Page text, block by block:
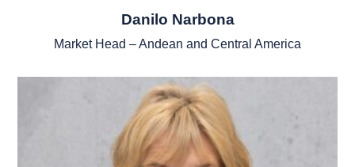
Danilo Narbona
Market Head – Andean and Central America